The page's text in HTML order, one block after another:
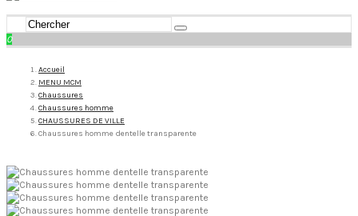
0
Accueil
MENU MCM
Chaussures
Chaussures homme
CHAUSSURES DE VILLE
Chaussures homme dentelle transparente